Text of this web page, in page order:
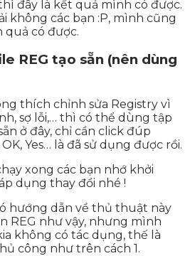
đây là kết quả mình có được.
không các bạn :P, mình cũng
quả có được.
REG tạo sẵn (nên dùng
thích chỉnh sửa Registry vì
sợ lỗi,… thì có thể dùng tập
ở đây, chỉ cần click đúp
Yes… là đã sử dụng được rồi.
xong các bạn nhớ khởi
dụng thay đổi nhé !
hướng dẫn về thủ thuật này
REG như vậy, nhưng mình
không có tác dụng, thế là
công như trên cách 1.